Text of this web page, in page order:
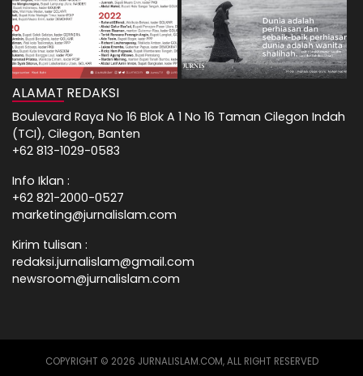
ALAMAT REDAKSI
Boulevard Raya No 16 Blok A 1 No 16 Taman Cilegon Indah
(TCI), Cilegon, Banten
+62 813-1029-0583
Info Iklan :
+62 821-2000-0527
marketing@jurnalislam.com
Kirim tulisan :
redaksi.jurnalislam@gmail.com
newsroom@jurnalislam.com
COPYRIGHT © 2026 JURNALISLAM.COM, ALL RIGHT RESERVED